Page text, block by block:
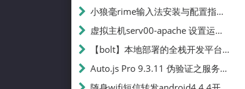
小狼毫rime输入法安装与配置指南：从基础到高级自定义
虚拟主机serv00-apache 设置运行目录
【bolt】本地部署的全栈开发平台，支持本地及众多API，本地一键生成应用，部署教程
Auto.js Pro 9.3.11 伪验证之服务器接口 Nginx 版